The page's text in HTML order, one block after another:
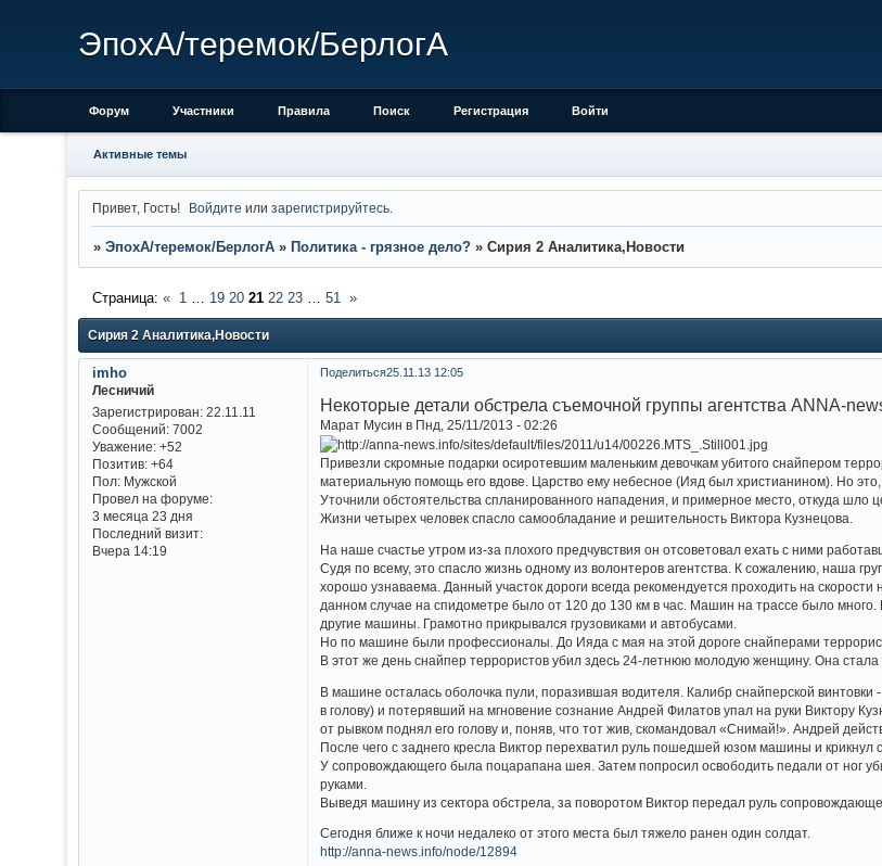
ЭпохА/теремок/БерлогА
Форум Участники Правила Поиск Регистрация Войти
Активные темы
Привет, Гость! Войдите илизарегистрируйтесь
» ЭпохА/теремок/БерлогА » Политика - грязное дело? » Сирия 2 Аналитика,Новости
Сирия 2 Аналитика,Новости
Страница: « 1 … 19 20 21 22 23 … 51 »
Поделиться25.11.13 12:05
imho
Лесничий
Зарегистрирован: 22.11.11
Сообщений:7002
Уважение: +52
Позитив: +64
Пол:Мужской
Провел на форуме:
3 месяца 23 дня
Последний визит:
Вчера 14:19
Некоторые детали обстрела съемочной группы агентства ANNA-
Марат Мусин в Пнд, 25/11/2013 - 02:26
Привезли скромные подарки осиротевшим маленьким девочкам убитого снайпером
материальную помощь его вдове. Царство ему небесное (Ияд был христианином). Но
Уточнили обстоятельства спланированного нападения, и примерное место, откуда шло
Жизни четырех человек спасло самообладание и решительность Виктора Кузнецова.
На наше счастье утром из-за плохого предчувствия он отсоветовал ехать с ними
Судя по всему, это спасло жизнь одному из волонтеров агентства. К сожалению, наша
хорошо узнаваема. Данный участок дороги всегда рекомендуется проходить на
данном случае на спидометре было от 120 до 130 км в час. Машин на трассе было
другие машины. Грамотно прикрывался грузовиками и автобусами.
Но по машине были профессионалы. До Ияда с мая на этой дороге снайперами
В этот же день снайпер террористов убил здесь 24-летнюю молодую женщину. Она стала
В машине осталась оболочка пули, поразившая водителя. Калибр снайперской
в голову) и потерявший на мгновение сознание Андрей Филатов упал на руки Виктору
от рывком поднял его голову и, поняв, что тот жив, скомандовал «Снимай!». Андрей
После чего с заднего кресла Виктор перехватил руль пошедшей юзом машины и
У сопровождающего была поцарапана шея. Затем попросил освободить педали от ног
руками.
Выведя машину из сектора обстрела, за поворотом Виктор передал руль
Сегодня ближе к ночи недалеко от этого места был тяжело ранен один солдат.
http://anna-news.info/node/12894